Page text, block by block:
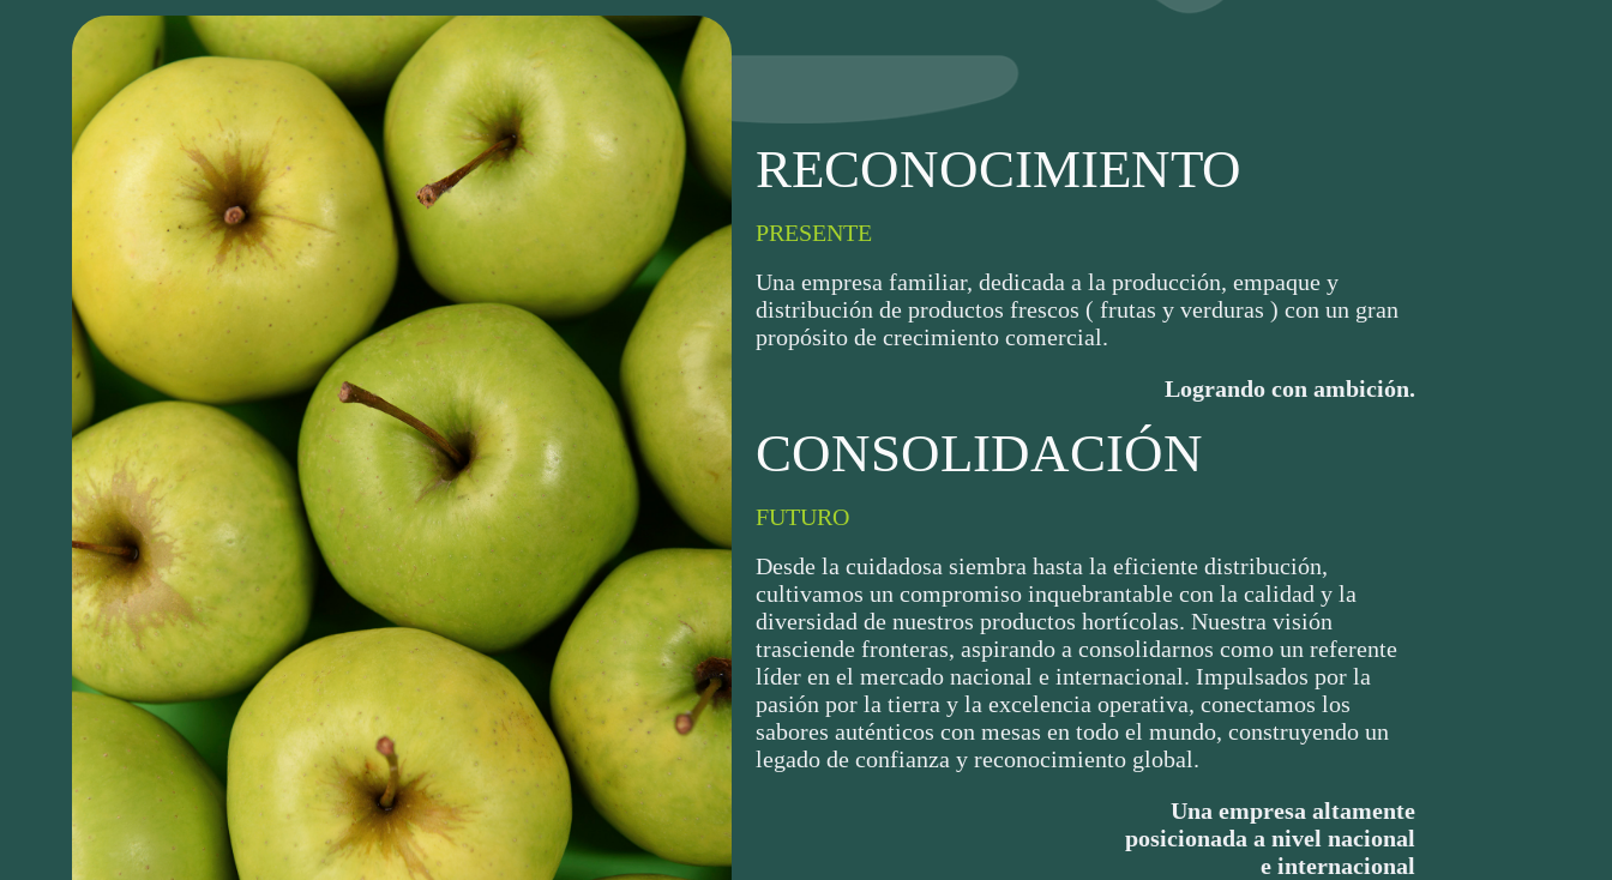
RECONOCIMIENTO
PRESENTE
Una empresa familiar, dedicada a la producción, empaque y
distribución de productos frescos ( frutas y verduras ) con un gran
propósito de crecimiento comercial.
Logrando con ambición.
CONSOLIDACIÓN
FUTURO
Desde la cuidadosa siembra hasta la eficiente distribución,
cultivamos un compromiso inquebrantable con la calidad y la
diversidad de nuestros productos hortícolas. Nuestra visión
trasciende fronteras, aspirando a consolidarnos como un referente
líder en el mercado nacional e internacional. Impulsados por la
pasión por la tierra y la excelencia operativa, conectamos los
sabores auténticos con mesas en todo el mundo, construyendo un
legado de confianza y reconocimiento global.
Una empresa altamente
posicionada a nivel nacional
e internacional